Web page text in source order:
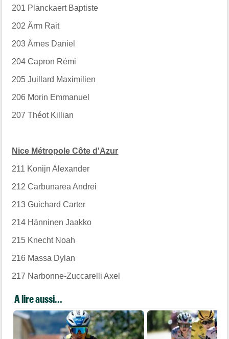
201 Planckaert Baptiste
202 Ärm Rait
203 Årnes Daniel
204 Capron Rémi
205 Juillard Maximilien
206 Morin Emmanuel
207 Théot Killian
Nice Métropole Côte d'Azur
211 Konijn Alexander
212 Carbunarea Andrei
213 Guichard Carter
214 Hänninen Jaakko
215 Knecht Noah
216 Massa Dylan
217 Narbonne-Zuccarelli Axel
A lire aussi...